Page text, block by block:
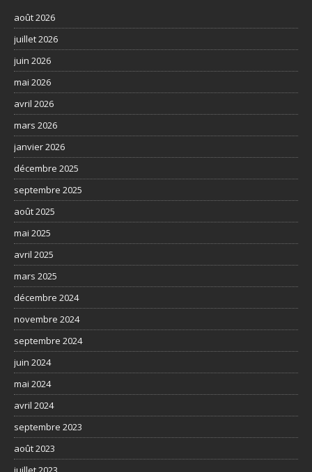
août 2026
juillet 2026
juin 2026
mai 2026
avril 2026
mars 2026
janvier 2026
décembre 2025
septembre 2025
août 2025
mai 2025
avril 2025
mars 2025
décembre 2024
novembre 2024
septembre 2024
juin 2024
mai 2024
avril 2024
septembre 2023
août 2023